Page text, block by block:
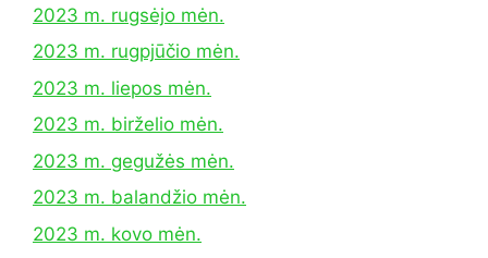
2023 m. rugsėjo mėn.
2023 m. rugpjūčio mėn.
2023 m. liepos mėn.
2023 m. birželio mėn.
2023 m. gegužės mėn.
2023 m. balandžio mėn.
2023 m. kovo mėn.